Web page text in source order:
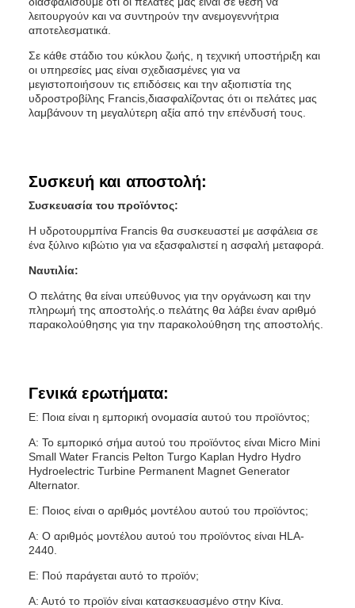
λειτουργούν και να συντηρούν την ανεμογεννήτρια
αποτελεσματικά.
Σε κάθε στάδιο του κύκλου ζωής, η τεχνική υποστήριξη και
οι υπηρεσίες μας είναι σχεδιασμένες για να
μεγιστοποιήσουν τις επιδόσεις και την αξιοπιστία της
υδροστροβίλης Francis,διασφαλίζοντας ότι οι πελάτες μας
λαμβάνουν τη μεγαλύτερη αξία από την επένδυσή τους.
Συσκευή και αποστολή:
Συσκευασία του προϊόντος:
Η υδροτουρμπίνα Francis θα συσκευαστεί με ασφάλεια σε
ένα ξύλινο κιβώτιο για να εξασφαλιστεί η ασφαλή μεταφορά.
Ναυτιλία:
Ο πελάτης θα είναι υπεύθυνος για την οργάνωση και την
πληρωμή της αποστολής.ο πελάτης θα λάβει έναν αριθμό
παρακολούθησης για την παρακολούθηση της αποστολής.
Γενικά ερωτήματα:
Ε: Ποια είναι η εμπορική ονομασία αυτού του προϊόντος;
Α: Το εμπορικό σήμα αυτού του προϊόντος είναι Micro Mini
Small Water Francis Pelton Turgo Kaplan Hydro Hydro
Hydroelectric Turbine Permanent Magnet Generator
Alternator.
Ε: Ποιος είναι ο αριθμός μοντέλου αυτού του προϊόντος;
Α: Ο αριθμός μοντέλου αυτού του προϊόντος είναι HLA-
2440.
Ε: Πού παράγεται αυτό το προϊόν;
Α: Αυτό το προϊόν είναι κατασκευασμένο στην Κίνα.